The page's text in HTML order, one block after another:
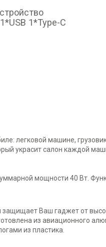
1*Type-C
легковой машине,
украсит салон каждой
мощности 40 Вт.
защищает Ваш гаджет от
из авиационного
из пластика.